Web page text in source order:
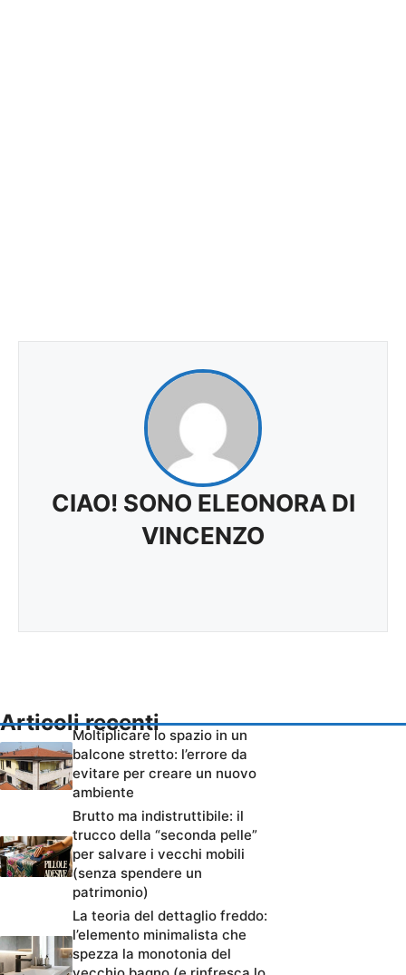
CIAO! SONO ELEONORA DI
VINCENZO
Articoli recenti
Moltiplicare lo spazio in un
balcone stretto: l’errore da
evitare per creare un nuovo
ambiente
Brutto ma indistruttibile: il
trucco della “seconda pelle”
per salvare i vecchi mobili
(senza spendere un
patrimonio)
La teoria del dettaglio freddo:
l’elemento minimalista che
spezza la monotonia del